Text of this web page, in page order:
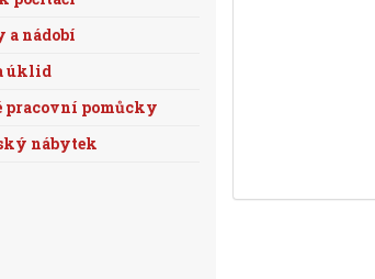
a nádobí
úklid
pracovní pomůcky
nábytek